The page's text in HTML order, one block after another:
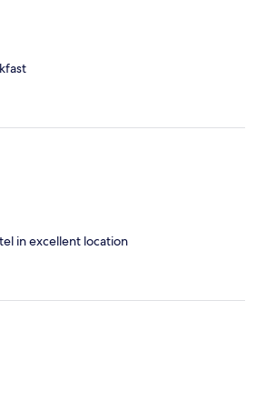
in excellent location